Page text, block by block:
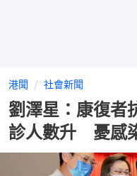
港聞 社會新聞
劉澤星：康復
診人數升 憂感